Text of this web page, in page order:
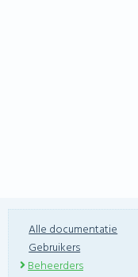
Alle documentatie
Gebruikers
Beheerders